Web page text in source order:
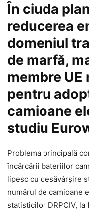
În ciuda
reducerea
domeniul
de marfă,
membre
pentru
camioane
studiu
Problema principală
încărcării bateriilor
lipesc cu desăvârșire
numărul de camioane
statisticilor DRPCIV,